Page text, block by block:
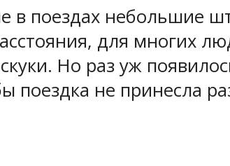
поездах небольшие
для многих
Но раз уж
поездка не принесла